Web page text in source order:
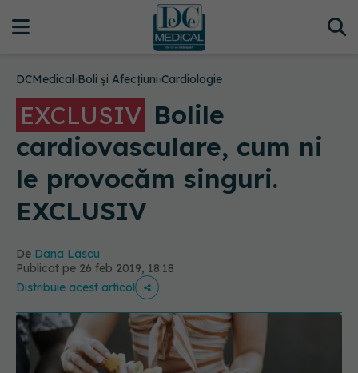
DCMedical›Boli și Afecțiuni›Cardiologie
EXCLUSIV Bolile
cardiovasculare, cum ni
le provocăm singuri.
EXCLUSIV
De Dana Lascu
Publicat pe 26 feb 2019, 18:18
Distribuie acest articol